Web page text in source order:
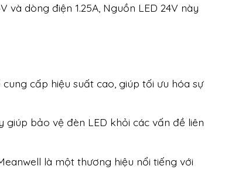
dòng điện 1.25A, Nguồn LED 24V này
cấp hiệu suất cao, giúp tối ưu hóa sự
bảo vệ đèn LED khỏi các vấn đề liên
là một thương hiệu nổi tiếng với